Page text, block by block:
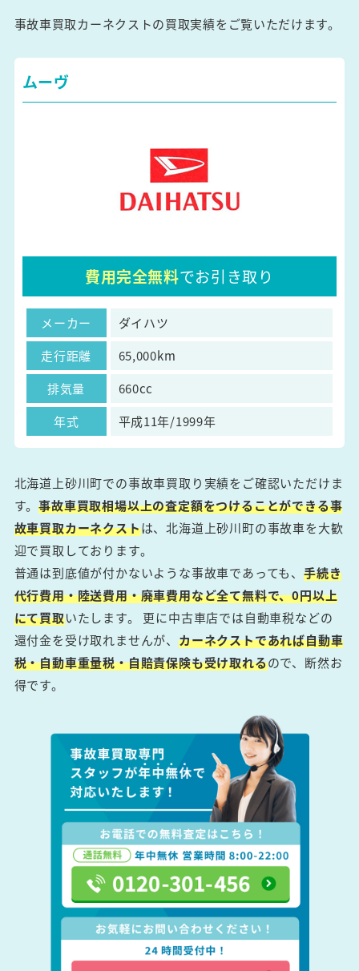
事故車買取カーネクストの買取実績をご覧いただけます。
ムーヴ
費用完全無料でお引き取り
メーカー
ダイハツ
走行距離
65,000km
排気量
660cc
年式
平成11年/1999年
北海道上砂川町での事故車買取り実績をご確認いただけま
す。事故車買取相場以上の査定額をつけることができる事
故車買取カーネクストは、北海道上砂川町の事故車を大歓
迎で買取しております。
普通は到底値が付かないような事故車であっても、手続き
代行費用・陸送費用・廃車費用など全て無料で、0円以上
にて買取いたします。 更に中古車店では自動車税などの
還付金を受け取れませんが、カーネクストであれば自動車
税・自動車重量税・自賠責保険も受け取れるので、断然お
得です。